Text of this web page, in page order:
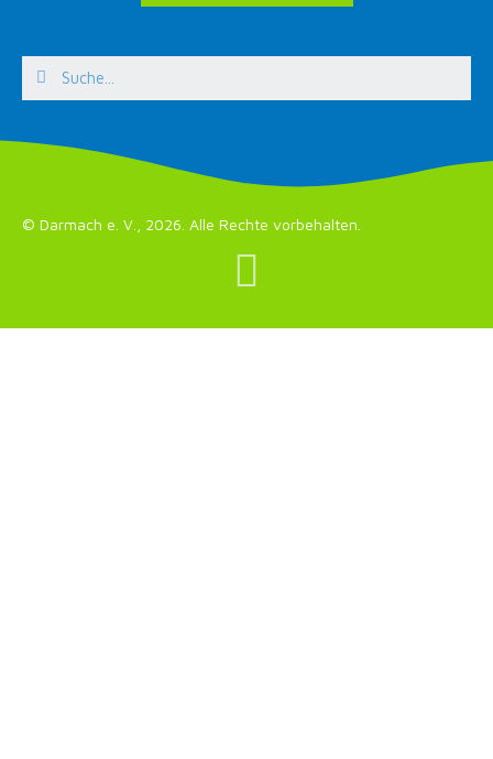
© Darmach e. V., 2026. Alle Rechte vorbehalten.